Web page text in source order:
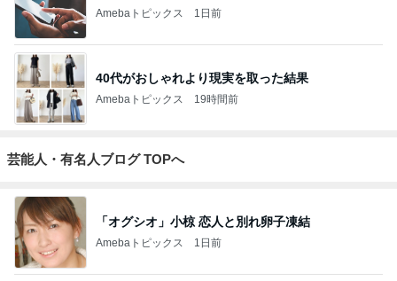
Amebaトピックス 1日前
40代がおしゃれより現実を取った結果
Amebaトピックス 19時間前
芸能人・有名人ブログ TOPへ
「オグシオ」小椋 恋人と別れ卵子凍結
Amebaトピックス 1日前